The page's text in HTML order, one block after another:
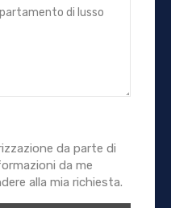
da parte di
da me
alla mia richiesta.